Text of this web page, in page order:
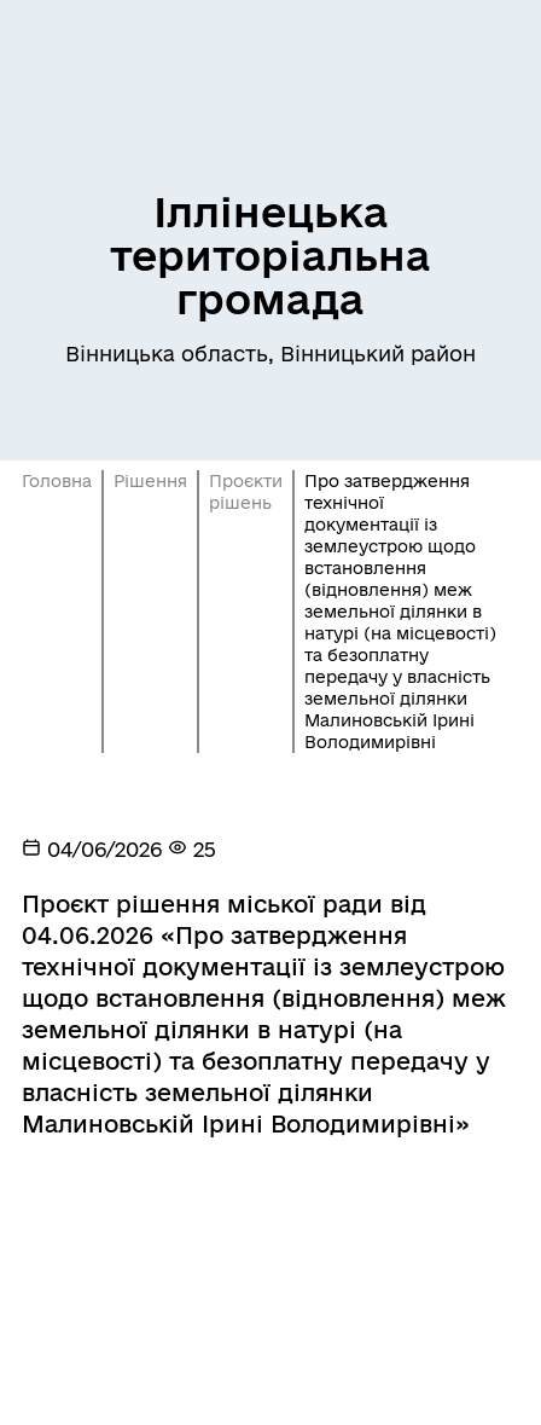
Іллінецька
територіальна
громада
Вінницька область, Вінницький район
Головна Рішення
Проєкти
рішень
Про затвердження
технічної
документації із
землеустрою щодо
встановлення
(відновлення) меж
земельної ділянки в
натурі (на місцевості)
та безоплатну
передачу у власність
земельної ділянки
Малиновській Ірині
Володимирівні
04/06/2026 25
Проєкт рішення міської ради від
04.06.2026 «Про затвердження
технічної документації із землеустрою
щодо встановлення (відновлення) меж
земельної ділянки в натурі (на
місцевості) та безоплатну передачу у
власність земельної ділянки
Малиновській Ірині Володимирівні»